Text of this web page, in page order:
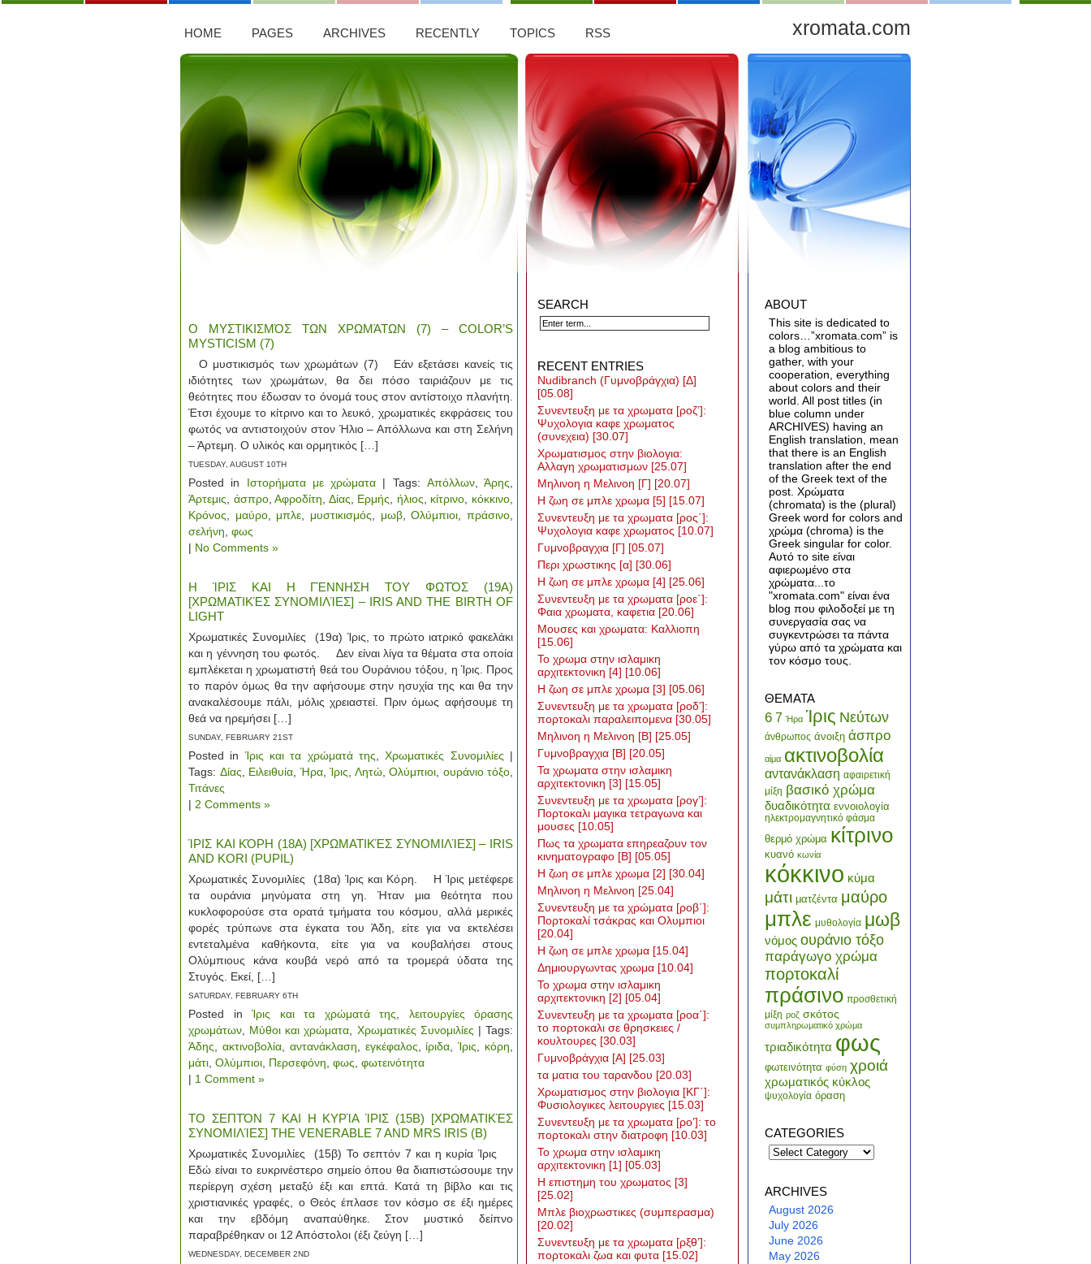
xromata.com
HOME PAGES ARCHIVES RECENTLY TOPICS RSS
Ο ΜΥΣΤΙΚΙΣΜΌΣ ΤΩΝ ΧΡΩΜΆΤΩΝ (7) – COLOR’S
MYSTICISM (7)
Ο μυστικισμός των χρωμάτων (7) Εάν εξετάσει κανείς τις
ιδιότητες των χρωμάτων, θα δει πόσο ταιριάζουν με τις
θεότητες που έδωσαν το όνομά τους στον αντίστοιχο πλανήτη.
Έτσι έχουμε το κίτρινο και το λευκό, χρωματικές εκφράσεις του
φωτός να αντιστοιχούν στον Ήλιο – Απόλλωνα και στη Σελήνη
– Άρτεμη. Ο υλικός και ορμητικός […]
TUESDAY, AUGUST 10TH
Posted in Ιστορήματα με χρώματα | Tags: Απόλλων, Άρης
Άρτεμις
άσπρο,Αφροδίτη Δίας Ερμής ήλιος κίτρινο κόκκινο
Κρόνος
μαύρο, μπλε μυστικισμός μωβ,Ολύμπιοι ,πράσινο
σελήνη φως
| No Comments »
Η ΊΡΙΣ ΚΑΙ Η ΓΈΝΝΗΣΗ ΤΟΥ ΦΩΤΌΣ (19Α)
[ΧΡΩΜΑΤΙΚΈΣ ΣΥΝΟΜΙΛΊΕΣ] – IRIS AND THE BIRTH OF
LIGHT
Χρωματικές Συνομιλίες (19α) Ίρις, το πρώτο ιατρικό φακελάκι
και η γέννηση του φωτός. Δεν είναι λίγα τα θέματα στα οποία
εμπλέκεται η χρωματιστή θεά του Ουράνιου τόξου, η Ίρις. Προς
το παρόν όμως θα την αφήσουμε στην ησυχία της και θα την
ανακαλέσουμε πάλι, μόλις χρειαστεί. Πριν όμως αφήσουμε τη
θεά να ηρεμήσει […]
SUNDAY, FEBRUARY 21ST
Posted in Ίρις και τα χρώματά της ,Χρωματικές Συνομιλίες |
Tags: Δίας Ειλειθυία Ήρα, Ίρις Λητώ, Ολύμπιοι ουράνιο τόξο
Τιτάνες
| 2 Comments »
ΊΡΙΣ ΚΑΙ ΚΌΡΗ (18Α) [ΧΡΩΜΑΤΙΚΈΣ ΣΥΝΟΜΙΛΊΕΣ] – IRIS
AND KORI (PUPIL)
Χρωματικές Συνομιλίες (18α) Ίρις και Κόρη. Η Ίρις μετέφερε
τα ουράνια μηνύματα στη γη. Ήταν μια θεότητα που
κυκλοφορούσε στα ορατά τμήματα του κόσμου, αλλά μερικές
φορές τρύπωνε στα έγκατα του Άδη, είτε για να εκτελέσει
εντεταλμένα καθήκοντα, είτε για να κουβαλήσει στους
Ολύμπιους κάνα κουβά νερό από τα τρομερά ύδατα της
Στυγός. Εκεί, […]
SATURDAY, FEBRUARY 6TH
Posted in Ίρις και τα χρώματά της
λειτουργίες όρασης
χρωμάτων
Μύθοι και χρώματα Χρωματικές Συνομιλίες | Tags:
Άδης
ακτινοβολία, αντανάκλαση εγκέφαλος ίριδα ,Ίρις κόρη
μάτι Ολύμπιοι Περσεφόνη φως φωτεινότητα
| 1 Comment »
ΤΟ ΣΕΠΤΌΝ 7 ΚΑΙ Η ΚΥΡΊΑ ΊΡΙΣ (15Β) [ΧΡΩΜΑΤΙΚΈΣ
ΣΥΝΟΜΙΛΊΕΣ] THE VENERABLE 7 AND MRS IRIS (B)
Χρωματικές Συνομιλίες (15β) Το σεπτόν 7 και η κυρία Ίρις
Εδώ είναι το ευκρινέστερο σημείο όπου θα διαπιστώσουμε την
περίεργη σχέση μεταξύ έξι και επτά. Κατά τη βίβλο και τις
χριστιανικές γραφές, ο Θεός έπλασε τον κόσμο σε έξι ημέρες
και την εβδόμη αναπαύθηκε. Στον μυστικό δείπνο
παραβρέθηκαν οι 12 Απόστολοι (έξι ζεύγη […]
WEDNESDAY, DECEMBER 2ND
SEARCH
RECENT ENTRIES
Nudibranch (Γυμνοβράγχια) [Δ]
[05.08]
Συνεντευξη με τα χρωματα [ροζ’]:
Ψυχολογια καφε χρωματος
(συνεχεια) [30.07]
Χρωματισμος στην βιολογια:
Αλλαγη χρωματισμων [25.07]
Μηλινοη η Μελινοη [Γ] [20.07]
Η ζωη σε μπλε χρωμα [5] [15.07]
Συνεντευξη με τα χρωματα [ρος΄]:
Ψυχολογια καφε χρωματος [10.07]
Γυμνοβραγχια [Γ] [05.07]
Περι χρωστικης [α] [30.06]
Η ζωη σε μπλε χρωμα [4] [25.06]
Συνεντευξη με τα χρωματα [ροε΄]:
Φαια χρωματα, καφετια [20.06]
Μουσες και χρωματα: Καλλιοπη
[15.06]
Το χρωμα στην ισλαμικη
αρχιτεκτονικη [4] [10.06]
Η ζωη σε μπλε χρωμα [3] [05.06]
Συνεντευξη με τα χρωματα [ροδ’]:
πορτοκαλι παραλειπομενα [30.05]
Μηλινοη η Μελινοη [Β] [25.05]
Γυμνοβραγχια [Β] [20.05]
Τα χρωματα στην ισλαμικη
αρχιτεκτονικη [3] [15.05]
Συνεντευξη με τα χρωματα [ρογ’]:
Πορτοκαλι μαγικα τετραγωνα και
μουσες [10.05]
Πως τα χρωματα επηρεαζουν τον
κινηματογραφο [Β] [05.05]
H ζωη σε μπλε χρωμα [2] [30.04]
Μηλινοη η Μελινοη [25.04]
Συνεντευξη με τα χρώματα [ροβ΄]:
Πορτοκαλί τσάκρας και Ολυμπιοι
[20.04]
Η ζωη σε μπλε χρωμα [15.04]
Δημιουργωντας χρωμα [10.04]
Το χρωμα στην ισλαμικη
αρχιτεκτονικη [2] [05.04]
Συνεντευξη με τα χρωματα [ροα΄]:
το πορτοκαλι σε θρησκειες /
κουλτουρες [30.03]
Γυμνοβράγχια [Α] [25.03]
τα ματια του ταρανδου [20.03]
Χρωματισμος στην βιολογια [ΚΓ΄]:
Φυσιολογικες λειτουργιες [15.03]
Συνεντευξη με τα χρωματα [ρο’]: το
πορτοκαλι στην διατροφη [10.03]
To χρωμα στην ισλαμικη
αρχιτεκτονικη [1] [05.03]
Η επιστημη του χρωματος [3]
[25.02]
Μπλε βιοχρωστικες (συμπερασμα)
[20.02]
Συνεντευξη με τα χρωματα [ρξθ’]:
πορτοκαλι ζωα και φυτα [15.02]
ABOUT
This site is dedicated to
colors…”xromata.com” is
a blog ambitious to
gather, with your
cooperation, everything
about colors and their
world. All post titles (in
blue column under
ARCHIVES) having an
English translation, mean
that there is an English
translation after the end
of the Greek text of the
post. Χρώματα
(chromatα) is the (plural)
Greek word for colors and
χρώμα (chroma) is the
Greek singular for color.
Αυτό το site είναι
αφιερωμένο στα
χρώματα...το
"xromata.com" είναι ένα
blog που φιλοδοξεί με τη
συνεργασία σας να
συγκεντρώσει τα πάντα
γύρω από τα χρώματα και
τον κόσμο τους.
ΘΕΜΑΤΑ
6 7 Ήρα Ίρις Νεύτων
άνθρωπος άνοιξη άσπρο
αίμα ακτινοβολία
αντανάκλαση αφαιρετική
μίξη βασικό χρώμα
δυαδικότητα εννοιολογία
ηλεκτρομαγνητικό φάσμα
θερμό χρώμα κίτρινο
κυανό κωνία
κόκκινο κύμα
μάτι ματζέντα μαύρο
μπλε μυθολογία μωβ
νόμος ουράνιο τόξο
παράγωγο χρώμα
πορτοκαλί
πράσινο προσθετική
μίξη ροζ σκότος
συμπληρωματικό χρώμα
τριαδικότητα φως
φωτεινότητα φύση χροιά
χρωματικός κύκλος
ψυχολογία όραση
CATEGORIES
Categories
ARCHIVES
August 2026
July 2026
June 2026
May 2026